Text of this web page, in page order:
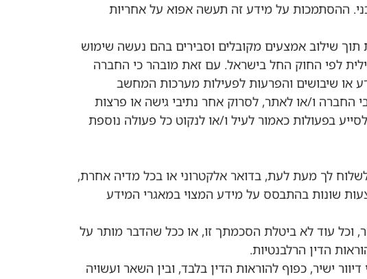
ההסתמכות על מידע זה תעשה אפוא על אחריות
שילוב אמצעים מקובלים וסבירים בהם נעשה שימוש
לפי החוק החל בישראל. עם זאת מובהר כי החברה
או שיבושים והפרעות לפעילות מערכות המחשב
ו/או לאתר, לסרוק אחר נתיבי גישה או פרצות
בפעולות כאמור לעיל ו/או לנקוט כל פעולה נוספת
לך מעת לעת, בדואר אלקטרוני או בכל מדיה אחרת,
שונות בהתבסס על מידע המצוי במאגרי המידע
וכל עוד לא ביטלת הסכמתך זו, או ככל שהדבר מותר על
הדין הרלבנטיות.
ישיר, כפוף להוראות הדין בלבד, ובין השאר ועשויה